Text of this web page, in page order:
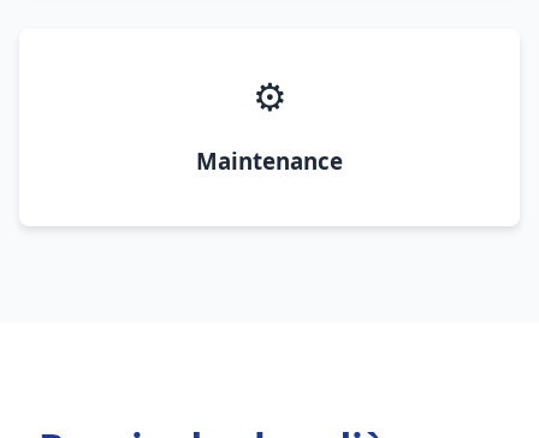
⚙️
Maintenance